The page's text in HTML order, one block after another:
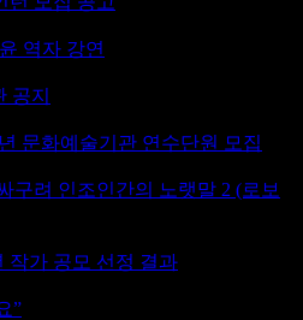
역자 강연
공지
문화예술기관 연수단원 모집
구려 인조인간의 노랫말 2 (로보
작가 공모 선정 결과
”